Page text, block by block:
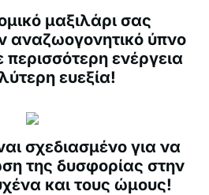
μαξιλάρι σας
αναζωογονητικό ύπνο
περισσότερη ενέργεια
ευεξία!
σχεδιασμένο για να
της δυσφορίας στην
και τους ώμους!